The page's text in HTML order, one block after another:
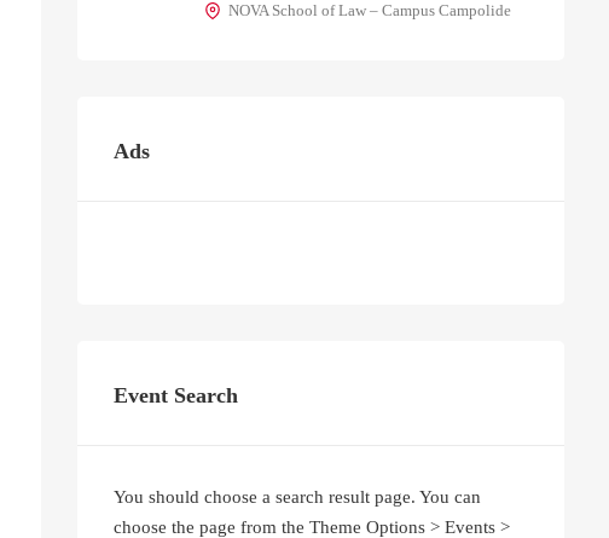
NOVA School of Law – Campus Campolide
Ads
Event Search
You should choose a search result page. You can
choose the page from the Theme Options > Events >